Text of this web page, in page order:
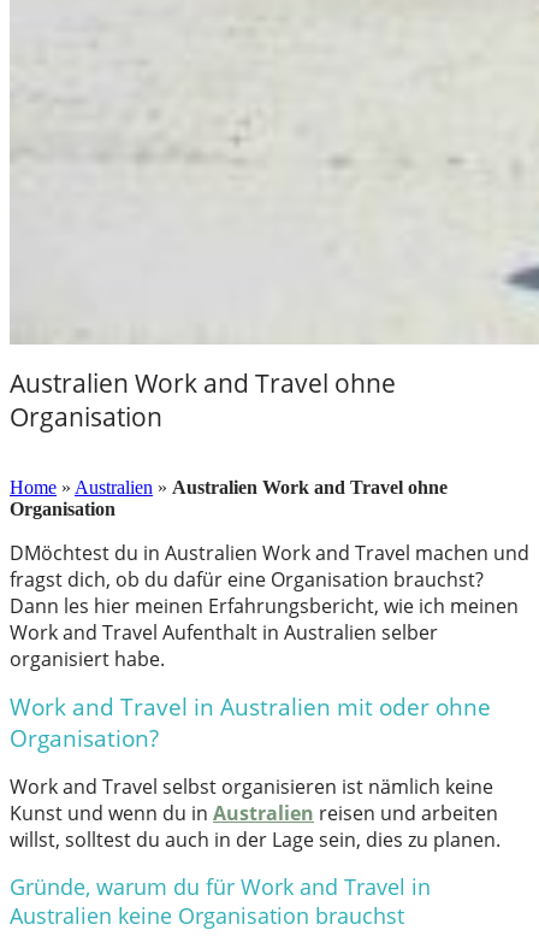
Australien Work and Travel ohne
Organisation
Home » Australien » Australien Work and Travel ohne
Organisation
DMöchtest du in Australien Work and Travel machen und
fragst dich, ob du dafür eine Organisation brauchst?
Dann les hier meinen Erfahrungsbericht, wie ich meinen
Work and Travel Aufenthalt in Australien selber
organisiert habe.
Work and Travel in Australien mit oder ohne
Organisation?
Work and Travel selbst organisieren ist nämlich keine
Kunst und wenn du in Australien reisen und arbeiten
willst, solltest du auch in der Lage sein, dies zu planen.
Gründe, warum du für Work and Travel in
Australien keine Organisation brauchst